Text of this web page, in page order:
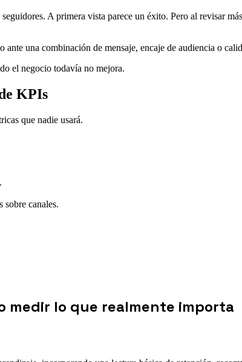
A primera vista parece un éxito. Pero al revisar
una combinación de mensaje, encaje de audiencia o
el negocio todavía no mejora.
KPIs
que nadie usará.
canales.
medir lo que realmente importa